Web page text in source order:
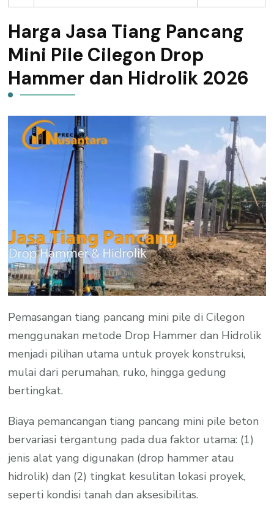
Harga Jasa Tiang Pancang
Mini Pile Cilegon Drop
Hammer dan Hidrolik 2026
Pemasangan tiang pancang mini pile di Cilegon
menggunakan metode Drop Hammer dan Hidrolik
menjadi pilihan utama untuk proyek konstruksi,
mulai dari perumahan, ruko, hingga gedung
bertingkat.
Biaya pemancangan tiang pancang mini pile beton
bervariasi tergantung pada dua faktor utama: (1)
jenis alat yang digunakan (drop hammer atau
hidrolik) dan (2) tingkat kesulitan lokasi proyek,
seperti kondisi tanah dan aksesibilitas.